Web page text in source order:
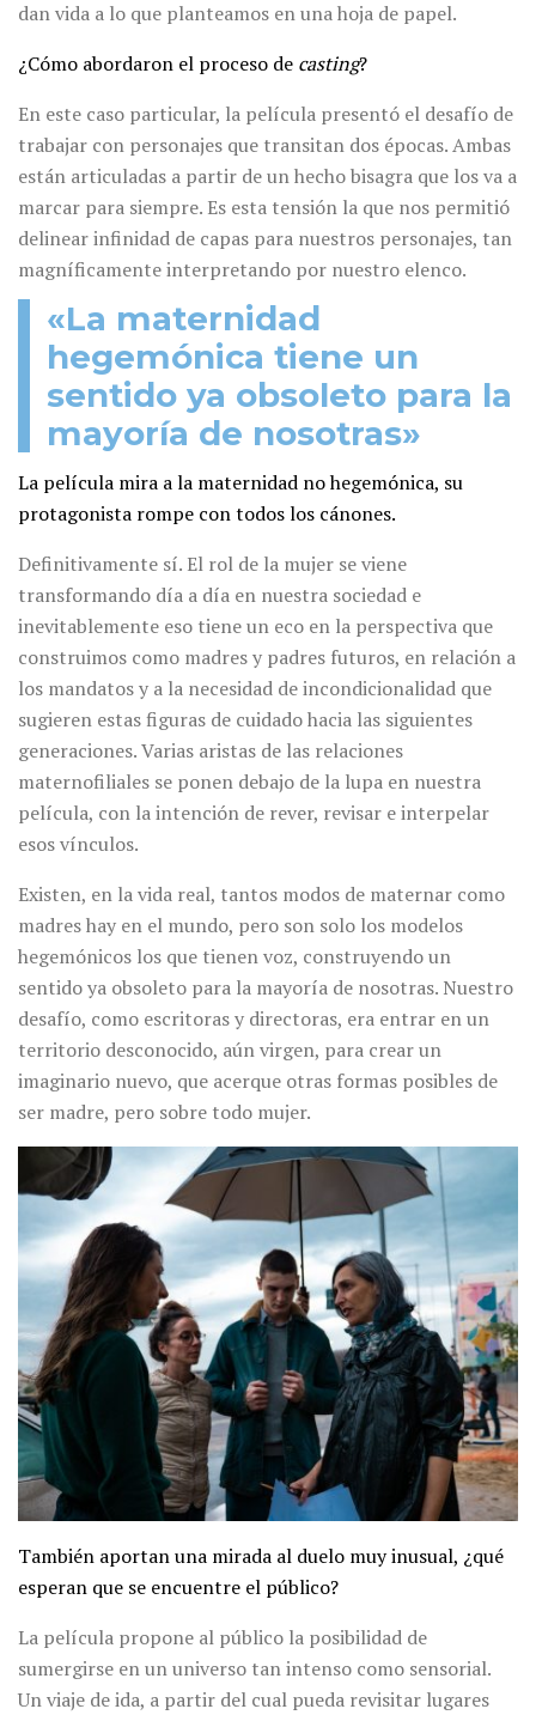
dan vida a lo que planteamos en una hoja de papel.
¿Cómo abordaron el proceso de casting?
En este caso particular, la película presentó el desafío de
trabajar con personajes que transitan dos épocas. Ambas
están articuladas a partir de un hecho bisagra que los va a
marcar para siempre. Es esta tensión la que nos permitió
delinear infinidad de capas para nuestros personajes, tan
magníficamente interpretando por nuestro elenco.
«La maternidad
hegemónica tiene un
sentido ya obsoleto para la
mayoría de nosotras»
La película mira a la maternidad no hegemónica, su
protagonista rompe con todos los cánones.
Definitivamente sí. El rol de la mujer se viene
transformando día a día en nuestra sociedad e
inevitablemente eso tiene un eco en la perspectiva que
construimos como madres y padres futuros, en relación a
los mandatos y a la necesidad de incondicionalidad que
sugieren estas figuras de cuidado hacia las siguientes
generaciones. Varias aristas de las relaciones
maternofiliales se ponen debajo de la lupa en nuestra
película, con la intención de rever, revisar e interpelar
esos vínculos.
Existen, en la vida real, tantos modos de maternar como
madres hay en el mundo, pero son solo los modelos
hegemónicos los que tienen voz, construyendo un
sentido ya obsoleto para la mayoría de nosotras. Nuestro
desafío, como escritoras y directoras, era entrar en un
territorio desconocido, aún virgen, para crear un
imaginario nuevo, que acerque otras formas posibles de
ser madre, pero sobre todo mujer.
También aportan una mirada al duelo muy inusual, ¿qué
esperan que se encuentre el público?
La película propone al público la posibilidad de
sumergirse en un universo tan intenso como sensorial.
Un viaje de ida, a partir del cual pueda revisitar lugares